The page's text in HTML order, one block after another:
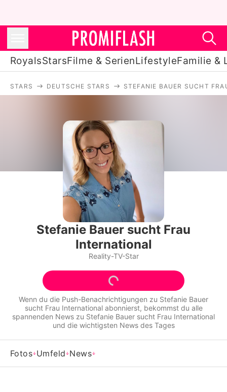
RoyalsStarsFilme & SerienLifestyleFamilie &
Filme & Serien
Lifestyle
Familie & Liebe
Promiflash Exklusiv
Alle Themen auf Promiflash
Jobs
App runterladen
Team
Redaktionelle Richtlinien
Impressum
Datenschutzerklärung
STARS DEUTSCHE STARS STEFANIE BAUER SUCHT
Stefanie Bauer sucht Frau
International
Reality-TV-Star
Wenn du die Push-Benachrichtigungen zu Stefanie Bauer
sucht Frau Internationalabonnierst, bekommst du alle
spannenden News zu Stefanie Bauer sucht Frau International
und die wichtigsten News des Tages
Fotos Umfeld News